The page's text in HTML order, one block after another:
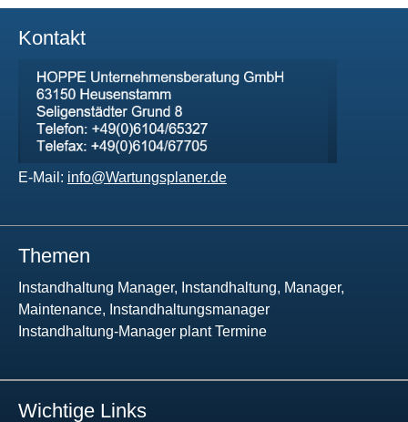
Kontakt
E-Mail: info@Wartungsplaner.de
Themen
Instandhaltung Manager, Instandhaltung, Manager,
Maintenance, Instandhaltungsmanager
Instandhaltung-Manager plant Termine
Wichtige Links